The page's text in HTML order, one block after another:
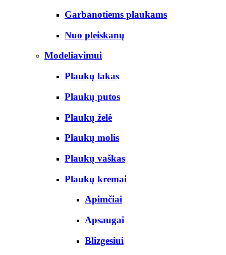
Garbanotiems plaukams
Nuo pleiskanų
Modeliavimui
Plaukų lakas
Plaukų putos
Plaukų želė
Plaukų molis
Plaukų vaškas
Plaukų kremai
Apimčiai
Apsaugai
Blizgesiui